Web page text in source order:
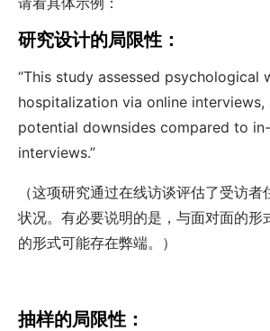
研究设计的局限性：
“This study assessed psychological
hospitalization via online
potential downsides compared to
interviews.”
（这项研究通过在线访谈评估了受访
状况。有必要说明的是，与面对面的形
的形式可能存在弊端。）
抽样的局限性：